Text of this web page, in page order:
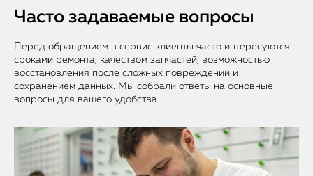
Часто задаваемые вопросы
Перед обращением в сервис клиенты часто интересуются
сроками ремонта, качеством запчастей, возможностью
восстановления после сложных повреждений и
сохранением данных. Мы собрали ответы на основные
вопросы для вашего удобства.